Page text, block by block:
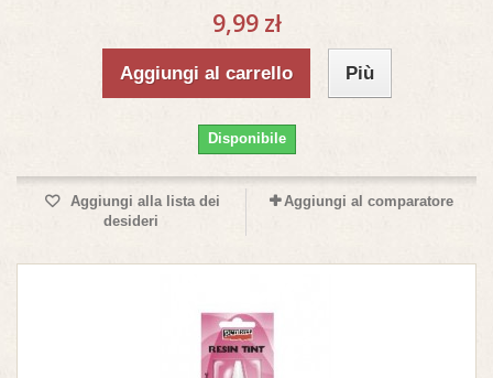
9,99 zł
Aggiungi al carrello Più
Disponibile
Aggiungi alla lista dei
desideri
Aggiungi al comparatore